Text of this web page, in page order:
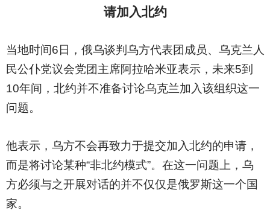
请加入北约
当地时间6日，俄乌谈判乌方代表团成员、乌克兰人
民公仆党议会党团主席阿拉哈米亚表示，未来5到
10年间，北约并不准备讨论乌克兰加入该组织这一
问题。
他表示，乌方不会再致力于提交加入北约的申请，
而是将讨论某种“非北约模式”。在这一问题上，乌
方必须与之开展对话的并不仅仅是俄罗斯这一个国
家。